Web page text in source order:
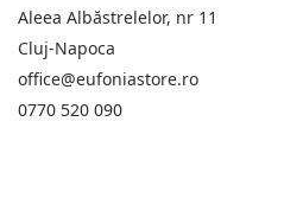
Aleea Albăstrelelor, nr 11
Cluj-Napoca
office@eufoniastore.ro
0770 520 090